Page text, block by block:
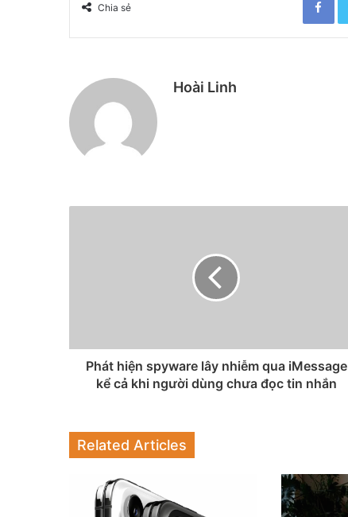
Chia sẻ
Hoài Linh
Phát hiện spyware lây nhiễm qua iMessage
kể cả khi người dùng chưa đọc tin nhắn
Related Articles